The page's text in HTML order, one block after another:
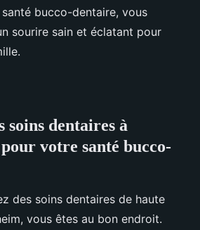
bucco-dentaire, vous
sourire sain et éclatant pour
soins dentaires à
votre santé bucco-
des soins dentaires de haute
vous êtes au bon endroit.